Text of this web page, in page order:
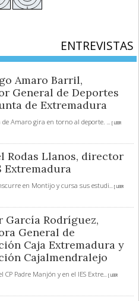
ENTREVISTAS
Amaro Barril,
General de Deportes
de Extremadura
de Amaro gira en torno al deporte. ... [ LEER
Rodas Llanos, director
Extremadura
en Montijo y cursa sus estudi... [ LEER
García Rodríguez,
General de
Caja Extremadura y
Cajalmendralejo
CP Padre Manjón y en el IES Extre... [ LEER